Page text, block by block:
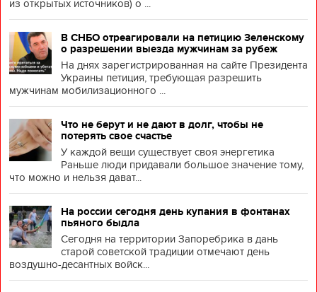
из открытых источников) о ...
В СНБО отреагировали на петицию Зеленскому
о разрешении выезда мужчинам за рубеж
На днях зарегистрированная на сайте Президента
Украины петиция, требующая разрешить
мужчинам мобилизационного ...
Что не берут и не дают в долг, чтобы не
потерять свое счастье
У каждой вещи существует своя энергетика
Раньше люди придавали большое значение тому,
что можно и нельзя дават...
На россии сегодня день купания в фонтанах
пьяного быдла
Сегодня на территории Запоребрика в дань
старой советской традиции отмечают день
воздушно-десантных войск...